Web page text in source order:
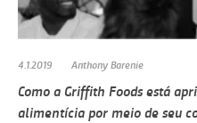
4.1.2019 Anthony Barenie
Como a Griffith Foods está
alimentícia por meio de seu